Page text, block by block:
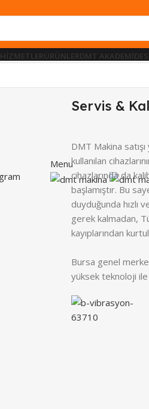
Menu
HIZMETLERÜRÜNLERDMT AKADEMI
Servis &
DMT Makina
kullanılan
cihazlarında da
başlamıştır. Bu
duyduğunda hızlı
gerek kalmadan,
kayıplarından
Bursa genel
yüksek teknoloji